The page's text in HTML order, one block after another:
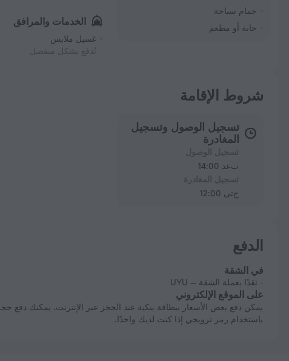
حمام سباحة
حانة أو مطعم
الخدمات والمرافق
غسيل ملابس
تُدفع بشكل منفصل
شروط الإقامة
تسجيل الوصول وتسجيل
المغادرة
بعد 14:00
حتى 12:00
الدفع
في الشقة
نقدًا بعملة الشقة — UYU
على الموقع الإلكتروني
يمكن دفع بعض الأسعار ببطاقة بنكية عند الحجز عبر الإنترنت. يمكنك دفع حجزك
باستخدام رمز ترويجي إذا كنت لديك واحدًا.